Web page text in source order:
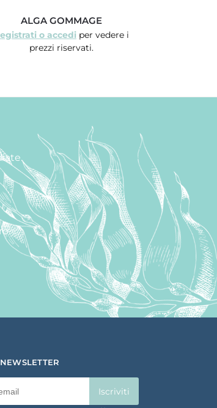
ALGA GOMMAGE
o accediper vedere i
prezzi riservati.